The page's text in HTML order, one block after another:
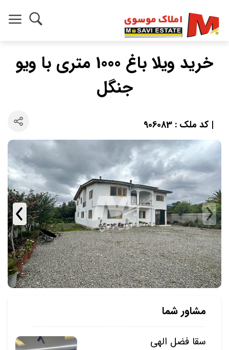
خرید ویلا باغ 1000 متری با ویو
جنگل
| کد ملک : 906083
مشاور شما
سقا فضل الهی